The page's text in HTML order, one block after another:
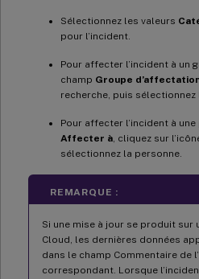
Sélectionnez les valeurs
pour l’incident.
Pour affecter l’incident à un
champ Groupe
recherche, puis sélectionnez
Pour affecter l’incident à
Affecter à, cliquez sur
sélectionnez la personne.
REMARQUE :
Si une mise à jour se produit sur
Cloud, les dernières données
dans le champ Commentaire de
correspondant. Lorsque